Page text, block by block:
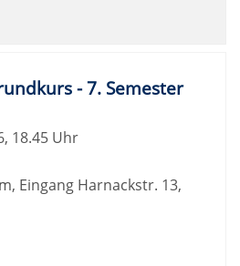
- 7. Semester
18.45 Uhr
Eingang Harnackstr. 13,